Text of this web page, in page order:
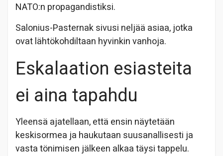
NATO:n propagandistiksi.
Salonius-Pasternak sivusi neljää asiaa, jotka
ovat lähtökohdiltaan hyvinkin vanhoja.
Eskalaation esiasteita
ei aina tapahdu
Yleensä ajatellaan, että ensin näytetään
keskisormea ja haukutaan suusanallisesti ja
vasta tönimisen jälkeen alkaa täysi tappelu.